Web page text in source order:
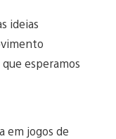
ideias
esperamos
em jogos de